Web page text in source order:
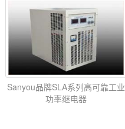
Sanyou品牌SLA系列高可靠工业
功率继电器